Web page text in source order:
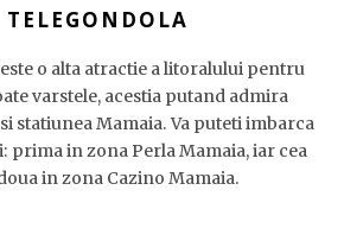
TELEGONDOLA
o alta atractie a litoralului pentru
varstele, acestia putand admira
statiunea Mamaia. Va puteti imbarca
prima in zona Perla Mamaia, iar cea
in zona Cazino Mamaia.